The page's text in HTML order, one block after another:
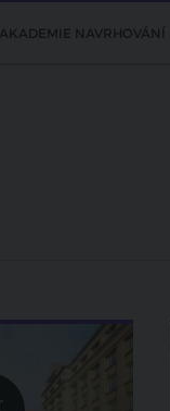
AKADEMIE NAVRHOVÁNÍ